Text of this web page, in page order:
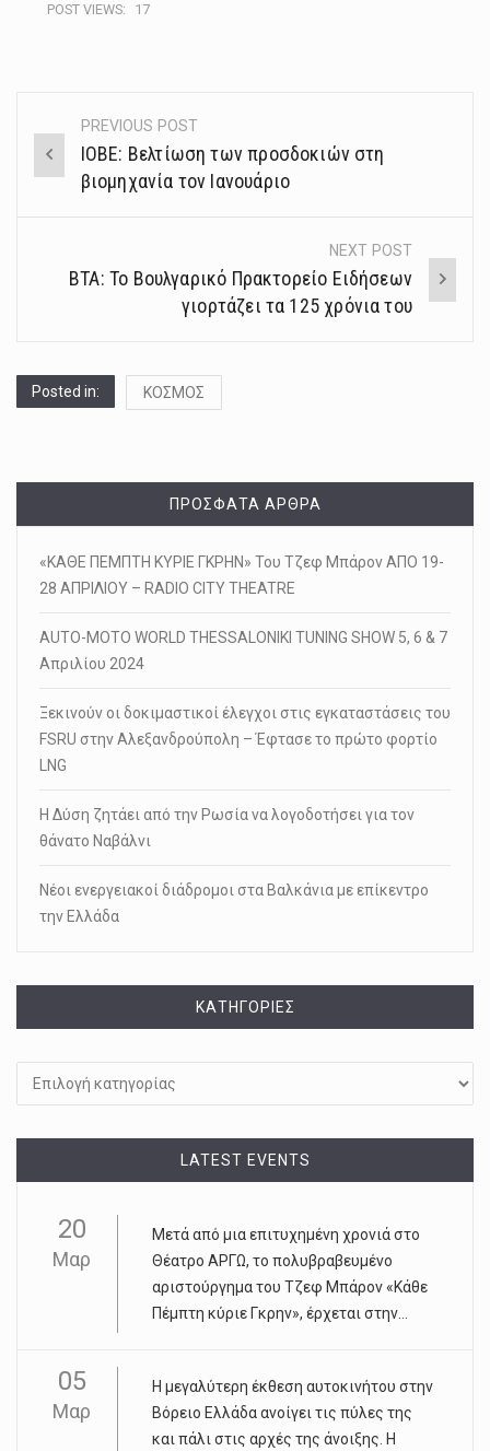
POST VIEWS: 17
Post
navigation
PREVIOUS POST
ΙΟΒΕ: Βελτίωση των προσδοκιών στη
βιομηχανία τον Ιανουάριο
NEXT POST
ΒΤΑ: Το Βουλγαρικό Πρακτορείο Ειδήσεων
γιορτάζει τα 125 χρόνια του
Posted in: ΚΟΣΜΟΣ
ΠΡΌΣΦΑΤΑ ΆΡΘΡΑ
«ΚΑΘΕ ΠΕΜΠΤΗ ΚΥΡΙΕ ΓΚΡΗΝ» Του Τζεφ Μπάρον ΑΠΟ 19-
28 ΑΠΡΙΛΙΟΥ – RADIO CITY THEATRE
AUTO-MOTO WORLD THESSALONIKI TUNING SHOW 5, 6 & 7
Απριλίου 2024
Ξεκινούν οι δοκιμαστικοί έλεγχοι στις εγκαταστάσεις του
FSRU στην Αλεξανδρούπολη – Έφτασε το πρώτο φορτίο
LNG
Η Δύση ζητάει από την Ρωσία να λογοδοτήσει για τον
θάνατο Ναβάλνι
Νέοι ενεργειακοί διάδρομοι στα Βαλκάνια με επίκεντρο
την Ελλάδα
KΑΤΗΓΟΡΊΕΣ
LATEST EVENTS
20
Μαρ
Μετά από μια επιτυχημένη χρονιά στο
Θέατρο ΑΡΓΩ, το πολυβραβευμένο
αριστούργημα του Τζεφ Μπάρον «Κάθε
Πέμπτη κύριε Γκρην», έρχεται στην...
05
Μαρ
Η μεγαλύτερη έκθεση αυτοκινήτου στην
Βόρειο Ελλάδα ανοίγει τις πύλες της
και πάλι στις αρχές της άνοιξης. Η